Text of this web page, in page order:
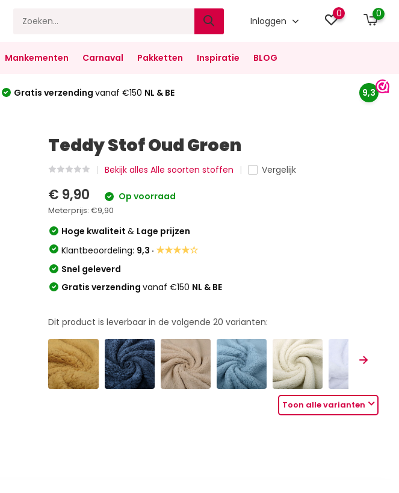
Inloggen
0 0
Mankementen Carnaval Pakketten Inspiratie BLOG
Gratis verzending vanaf €150 NL & BE 9,3
Teddy Stof Oud Groen
Bekijk alles Alle soorten stoffen Vergelijk
€ 9,90 Op voorraad
Meterprijs:€9,90
Hoge kwaliteit& Lage prijzen
Klantbeoordeling: 9,3 ·★★★★☆
Snel geleverd
Gratis verzendingvanaf €150 NL & BE
Dit product is leverbaar in de volgende20 varianten:
Toon alle varianten